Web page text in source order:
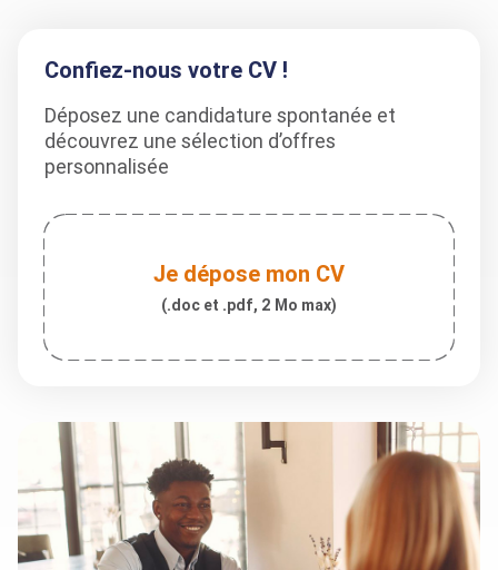
Confiez-nous votre CV !
Déposez une candidature spontanée et
découvrez une sélection d’offres
personnalisée
Je dépose mon CV
(.doc et .pdf, 2 Mo max)